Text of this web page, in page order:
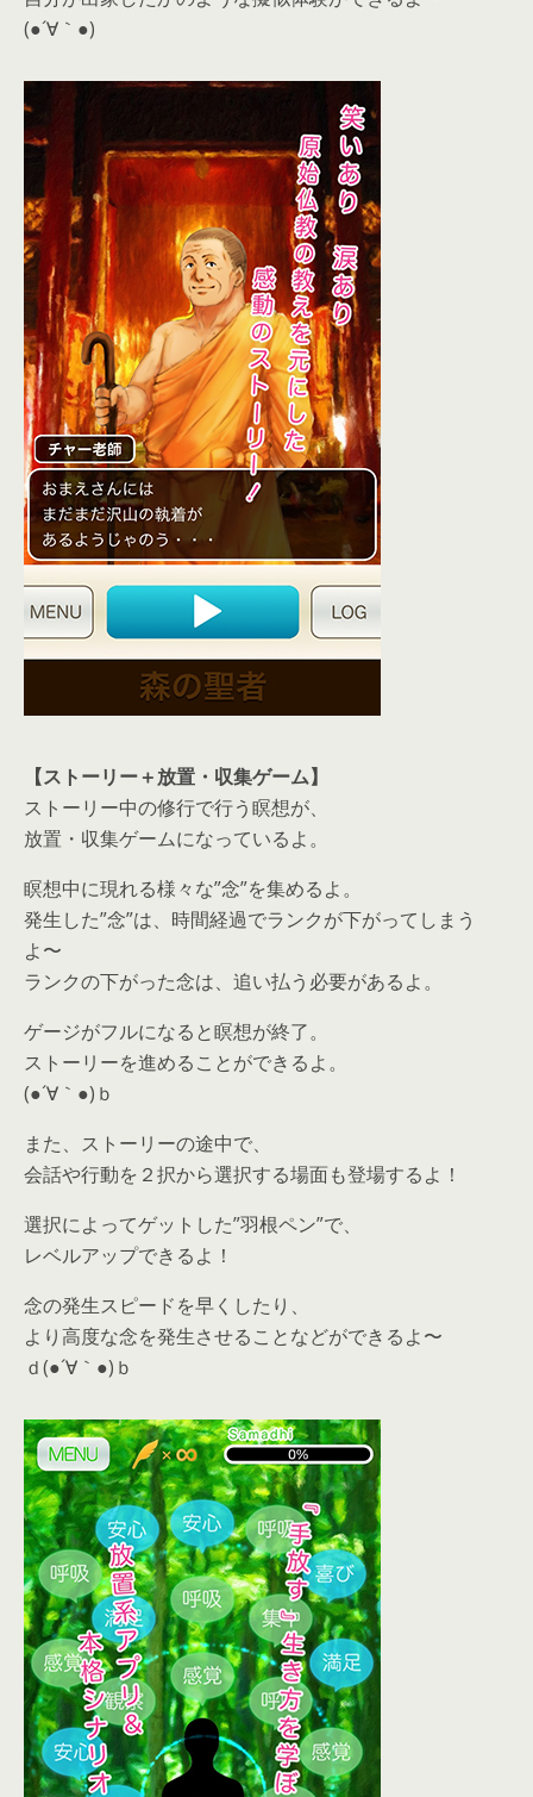
(●´∀｀●)
【ストーリー＋放置・収集ゲーム】
ストーリー中の修行で行う瞑想が、
放置・収集ゲームになっているよ。
瞑想中に現れる様々な”念”を集めるよ。
発生した”念”は、時間経過でランクが下がってしまう
よ〜
ランクの下がった念は、追い払う必要があるよ。
ゲージがフルになると瞑想が終了。
ストーリーを進めることができるよ。
(●´∀｀●)ｂ
また、ストーリーの途中で、
会話や行動を２択から選択する場面も登場するよ！
選択によってゲットした”羽根ペン”で、
レベルアップできるよ！
念の発生スピードを早くしたり、
より高度な念を発生させることなどができるよ〜
ｄ(●´∀｀●)ｂ